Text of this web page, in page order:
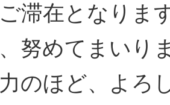
滞在となりま
努めてまいり
のほど、よろ